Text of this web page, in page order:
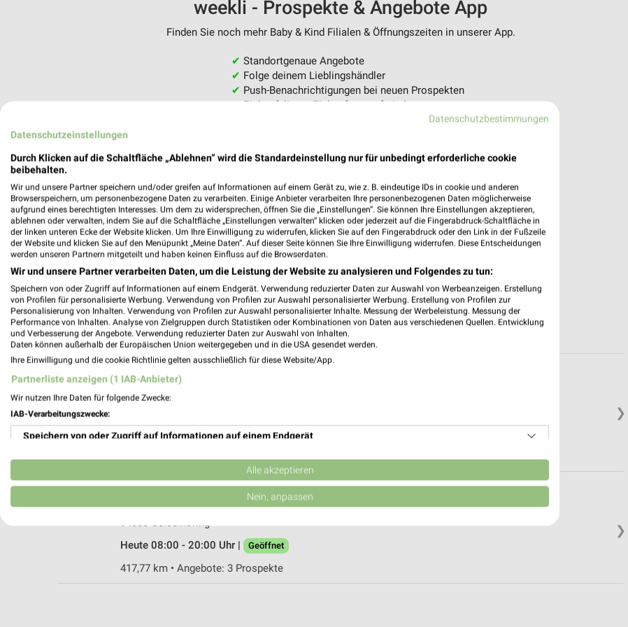
weekli - Prospekte & Angebote App
Finden Sie noch mehr Baby & Kind Filialen & Öffnungszeiten in unserer App.
✔ Standortgenaue Angebote
✔ Folge deinem Lieblingshändler
✔ Push-Benachrichtigungen bei neuen Prospekten
✔Einkaufsliste - Einkauf stressfrei planen
❯
Rossmann Straubing
94315 Straubing
Heute 08:00 - 20:00 Uhr | Geöffnet
❯
Landshuter Str. 88
94333 Geiselhöring
Heute 08:00 - 20:00 Uhr |
Geöffnet
417,77 km • Angebote: 3 Prospekte
Datenschutzbestimmungen
Datenschutzeinstellungen
Durch Klicken auf die Schaltfläche „Ablehnen“ wird die Standardeinstellung nur für unbedingt erforderliche cookie
beibehalten.
Wir und unsere Partner speichern und/oder greifen auf Informationen auf einem Gerät zu, wie z. B. eindeutige IDs in cookie und anderen
Browserspeichern, um personenbezogene Daten zu verarbeiten. Einige Anbieter verarbeiten Ihre personenbezogenen Daten möglicherweise
aufgrund eines berechtigten Interesses. Um dem zu widersprechen, öffnen Sie die „Einstellungen“. Sie können Ihre Einstellungen akzeptieren,
ablehnen oder verwalten, indem Sie auf die Schaltfläche „Einstellungen verwalten“ klicken oder jederzeit auf die Fingerabdruck-Schaltfläche in
der linken unteren Ecke der Website klicken. Um Ihre Einwilligung zu widerrufen, klicken Sie auf den Fingerabdruck oder den Link in der Fußzeile
der Website und klicken Sie auf den Menüpunkt „Meine Daten“. Auf dieser Seite können Sie Ihre Einwilligung widerrufen. Diese Entscheidungen
werden unseren Partnern mitgeteilt und haben keinen Einfluss auf die Browserdaten.
Wir und unsere Partner verarbeiten Daten, um die Leistung der Website zu analysieren und Folgendes zu tun:
Speichern von oder Zugriff auf Informationen auf einem Endgerät. Verwendung reduzierter Daten zur Auswahl von Werbeanzeigen. Erstellung
von Profilen für personalisierte Werbung. Verwendung von Profilen zur Auswahl personalisierter Werbung. Erstellung von Profilen zur
Personalisierung von Inhalten. Verwendung von Profilen zur Auswahl personalisierter Inhalte. Messung der Werbeleistung. Messung der
Performance von Inhalten. Analyse von Zielgruppen durch Statistiken oder Kombinationen von Daten aus verschiedenen Quellen. Entwicklung
und Verbesserung der Angebote. Verwendung reduzierter Daten zur Auswahl von Inhalten.
Daten können außerhalb der Europäischen Union weitergegeben und in die USA gesendet werden.
Ihre Einwilligung und die cookie Richtlinie gelten ausschließlich für diese Website/App.
Partnerliste anzeigen (1 IAB-Anbieter)
Wir nutzen Ihre Daten für folgende Zwecke:
IAB-Verarbeitungszwecke:
Speichern von oder Zugriff auf Informationen auf einem Endgerät
Verwendung reduzierter Daten zur Auswahl von Werbeanzeigen
Erstellung von Profilen für personalisierte Werbung
Erstellung von Profilen zur Personalisierung von Inhalten
Alle akzeptieren
Nein, anpassen